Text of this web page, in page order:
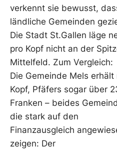
verkennt sie bewusst,
ländliche Gemeinden
Die Stadt St.Gallen läge
pro Kopf nicht an der
Mittelfeld. Zum Vergleich:
Die Gemeinde Mels
Kopf, Pfäfers sogar über
Franken – beides
die stark auf den
Finanzausgleich
zeigen: Der